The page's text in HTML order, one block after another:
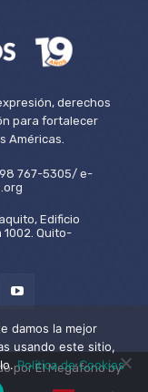
derechos
para fortalecer
Américas.
767-5305/ e-
Edificio
1002. Quito-
por El Megáfono by
damos la mejor
usando este sitio,
Política de Cookies